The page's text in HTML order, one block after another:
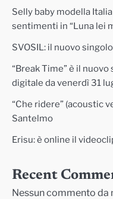
Selly baby modella
sentimenti in “Luna lei
SVOSIL: il nuovo
“Break Time” è il
digitale da venerdì 31
“Che ridere” (acoustic
Santelmo
Erisu: è online il
Recent
Nessun commento da